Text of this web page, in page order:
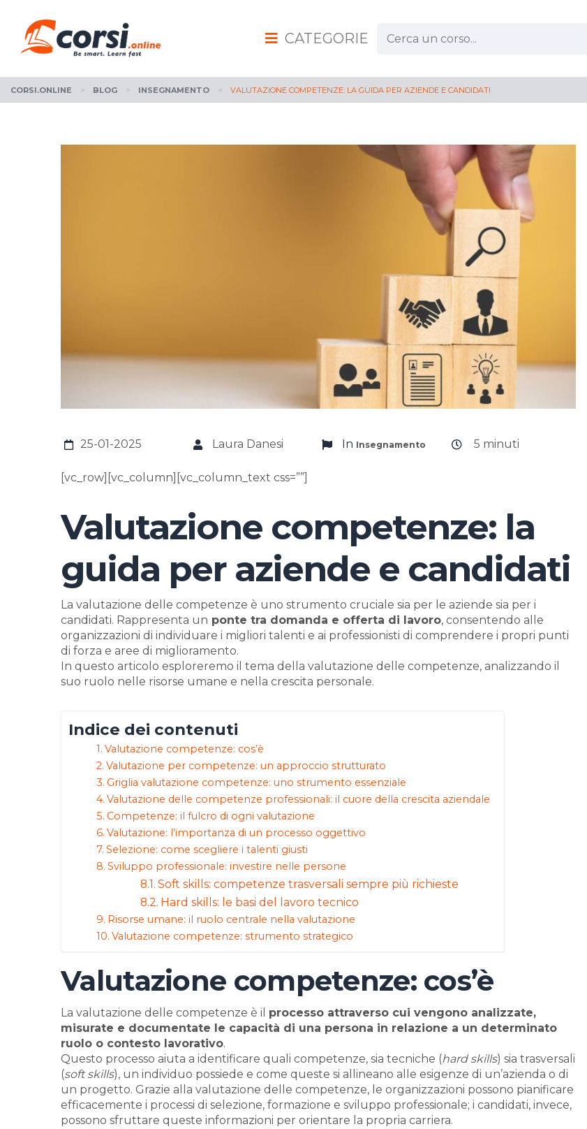
CATEGORIE
CORSI.ONLINE > BLOG > INSEGNAMENTO > VALUTAZIONE COMPETENZE: LA GUIDA PER AZIENDE E CANDIDATI
25-01-2025 Laura Danesi In Insegnamento 5 minuti
[vc_row][vc_column][vc_column_text css=””]
Valutazione competenze: la
guida per aziende e candidati
La valutazione delle competenze è uno strumento cruciale sia per le aziende sia per i
candidati. Rappresenta un ponte tra domanda e offerta di lavoro, consentendo alle
organizzazioni di individuare i migliori talenti e ai professionisti di comprendere i propri punti
di forza e aree di miglioramento.
In questo articolo esploreremo il tema della valutazione delle competenze, analizzando il
suo ruolo nelle risorse umane e nella crescita personale.
Indice dei contenuti
Valutazione competenze: cos’è
Valutazione per competenze: un approccio strutturato
Griglia valutazione competenze: uno strumento essenziale
Valutazione delle competenze professionali: il cuore della crescita aziendale
Competenze: il fulcro di ogni valutazione
Valutazione: l’importanza di un processo oggettivo
Selezione: come scegliere i talenti giusti
Sviluppo professionale: investire nelle persone
Soft skills: competenze trasversali sempre più richieste
Hard skills: le basi del lavoro tecnico
Risorse umane: il ruolo centrale nella valutazione
Valutazione competenze: strumento strategico
Valutazione competenze: cos’è
La valutazione delle competenze è il processo attraverso cui vengono analizzate,
misurate e documentate le capacità di una persona in relazione a un determinato
ruolo o contesto lavorativo.
Questo processo aiuta a identificare quali competenze, sia tecniche (hard skills) sia trasversali
(soft skills), un individuo possiede e come queste si allineano alle esigenze di un’azienda o di
un progetto. Grazie alla valutazione delle competenze, le organizzazioni possono pianificare
efficacemente i processi di selezione, formazione e sviluppo professionale; i candidati, invece,
possono sfruttare queste informazioni per orientare la propria carriera.